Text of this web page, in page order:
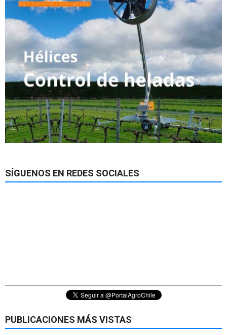
SÍGUENOS EN REDES SOCIALES
PUBLICACIONES MÁS VISTAS